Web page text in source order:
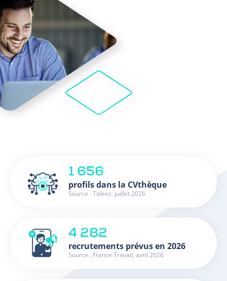
1 656
profils dans la CVthèque
Source : Taleez, juillet 2026
4 282
recrutements prévus en 2026
Source : France Travail, avril 2026